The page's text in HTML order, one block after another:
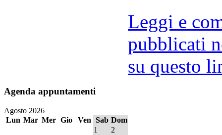
Leggi e
pubblicati
su questo
Agenda appuntamenti
Agosto 2026
Lun Mar Mer Gio Ven Sab Dom
1
2